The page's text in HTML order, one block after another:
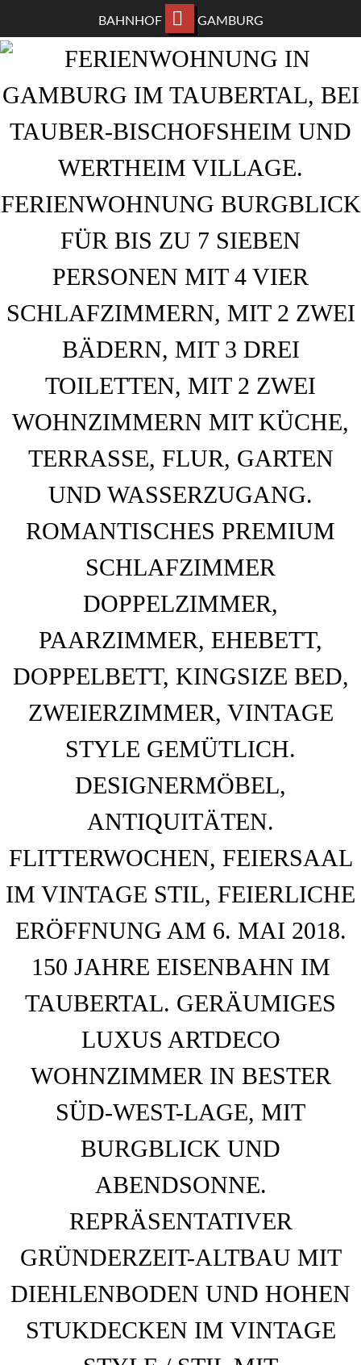
ZUM
HAUPTINHALT
WECHSELN
BAHNHOF GAMBURG